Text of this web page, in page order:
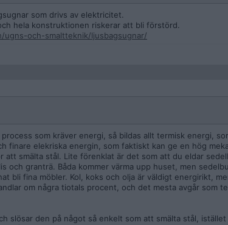
som drivs av elektricitet.
hela konstruktionen riskerar att bli förstörd.
och-smaltteknik/ljusbagsugnar/
som kräver energi, så bildas allt termisk energi,
finare elekriska energin, som faktiskt kan ge en hög
att smälta stål. Lite förenklat är det som att du eldar
och granträ. Båda kommer värma upp huset, men
bli fina möbler. Kol, koks och olja är väldigt energirikt,
om några tiotals procent, och det mesta avgår som
slösar den på något så enkelt som att smälta stål,